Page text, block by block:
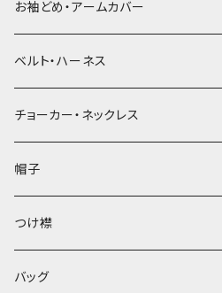
お袖どめ・アームカバー
ベルト・ハーネス
チョーカー・ネックレス
帽子
ベレー帽
つけ襟
バッグ